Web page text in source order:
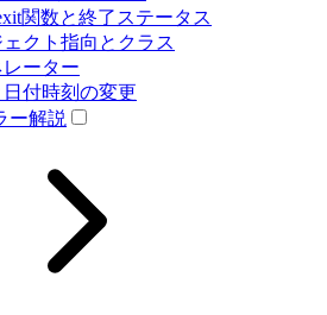
関数と終了ステータス
クト指向とクラス
レーター
日付時刻の変更
ー解説